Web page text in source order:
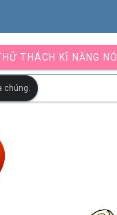
THÁCH KĨ NĂNG NÓI
chúng.